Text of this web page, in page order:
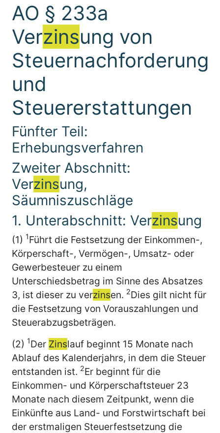
AO § 233a
Verzinsung von
und
Steuererstattungen
Fünfter Teil:
Erhebungsverfahren
Zweiter Abschnitt:
Verzinsung,
Säumniszuschläge
1. Unterabschnitt: Verzinsung
(1) 1Führt die Festsetzung der Einkommen-,
Körperschaft-, Vermögen-, Umsatz- oder
Gewerbesteuer zu einem
Unterschiedsbetrag im Sinne des Absatzes
3, ist dieser zu verzinsen. 2Dies gilt nicht für
die Festsetzung von Vorauszahlungen und
Steuerabzugsbeträgen.
(2) 1Der Zinslauf beginnt 15 Monate nach
Ablauf des Kalenderjahrs, in dem die Steuer
entstanden ist. 2Er beginnt für die
Einkommen- und Körperschaftsteuer 23
Monate nach diesem Zeitpunkt, wenn die
Einkünfte aus Land- und Forstwirtschaft bei
der erstmaligen Steuerfestsetzung die